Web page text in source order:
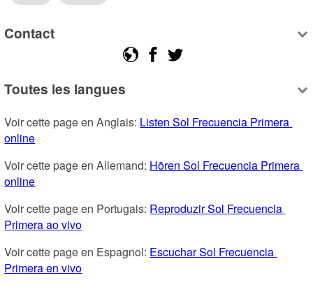
Contact
Toutes les langues
Voir cette page en Anglais: Listen Sol Frecuencia Primera
online
Voir cette page en Allemand: Hören Sol Frecuencia Primera
online
Voir cette page en Portugais: Reproduzir Sol Frecuencia
Primera ao vivo
Voir cette page en Espagnol: Escuchar Sol Frecuencia
Primera en vivo